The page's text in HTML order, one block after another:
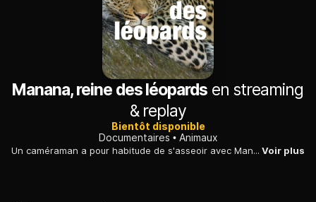
Manana, reine des léopards en streaming
& replay
Bientôt disponible
Documentaires
Animaux
Un caméraman a pour habitude de s'asseoir avec Manana, un léopard sauvage, sans armes ni protections. Il a ainsi développé une amitié unique avec elle. Voir plus